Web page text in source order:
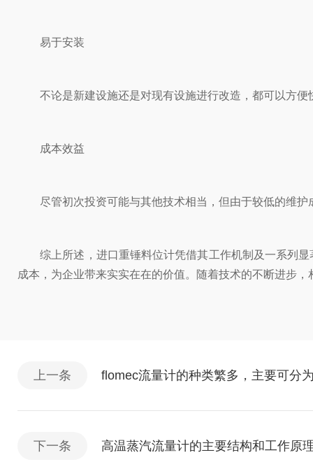
易于安装
不论是新建设施还是对现有设施进行改造，都可以方便
成本效益
尽管初次投资可能与其他技术相当，但由于较低的维护
综上所述，进口重锤料位计凭借其工作机制及一系列显
成本，为企业带来实实在在的价值。随着技术的不断进步
上一条 flomec流量计的种类繁多，主要可分
下一条 高温蒸汽流量计的主要结构和工作原